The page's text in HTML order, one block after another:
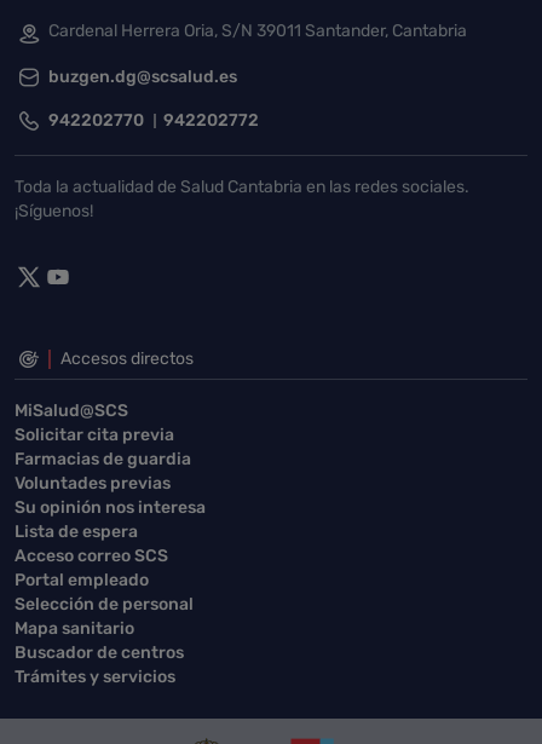
Cardenal Herrera Oria, S/N 39011 Santander, Cantabria
buzgen.dg@scsalud.es
942202770 942202772
Toda la actualidad de Salud Cantabria en las redes sociales.
¡Síguenos!
Accesos directos
MiSalud@SCS
Solicitar cita previa
Farmacias de guardia
Voluntades previas
Su opinión nos interesa
Lista de espera
Acceso correo SCS
Portal empleado
Selección de personal
Mapa sanitario
Buscador de centros
Trámites y servicios